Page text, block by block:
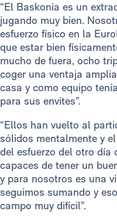
“El Baskonia es un
jugando muy bien.
esfuerzo físico en la
que estar bien
mucho de fuera, ocho
coger una ventaja
casa y como equipo
para sus envites”.
“Ellos han vuelto al
sólidos mentalmente y
del esfuerzo del otro día
capaces de tener un
y para nosotros es una
seguimos sumando y
campo muy difícil”.